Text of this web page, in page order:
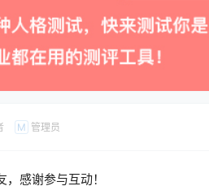
M 管理员
感谢参与互动！